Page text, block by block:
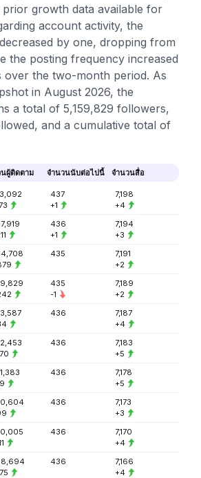
prior growth data available for
account activity, the
by one, dropping from
the posting frequency increased
over the two-month period. As
in August 2026, the
a total of 5,159,829 followers,
and a cumulative total of
ผู้ติดตาม จำนวนนับต่อไปนี้ จำนวนสื่อ
437
+1
7,198
+4
436
+1
7,194
+3
435
7,191
+2
435
-1
7,189
+2
436
7,187
+4
436
7,183
+5
436
7,178
+5
436
7,173
+3
436
7,170
+4
436
7,166
+4